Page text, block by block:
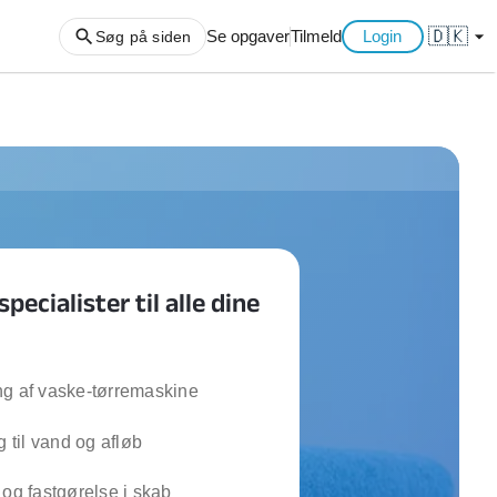
af køkken
Søg på siden Se opgaverTilmeld Login 🇩🇰 arrow_drop_down
til alle dine
af vaske-tørremaskine
til vand og afløb
fastgørelse i skab